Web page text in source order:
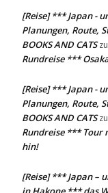
[Reise] *** Japan -
Planungen, Route,
BOOKS AND CATSzu
Rundreise ***
[Reise] *** Japan -
Planungen, Route,
BOOKS AND CATSzu
Rundreise *** Tour
hin!
[Reise] *** Japan –